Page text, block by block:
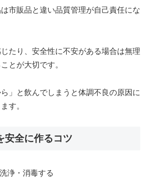
市販品と違い品質管理が自己責任にな
たり、安全性に不安がある場合は無理
とが大切です。
ら」と飲んでしまうと体調不良の原因に
す。
安全に作るコツ
浄・消毒する